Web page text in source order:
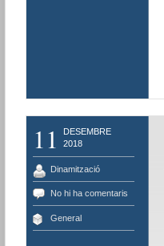
11
DESEMBRE
2018
Dinamització
No hi ha comentaris
General